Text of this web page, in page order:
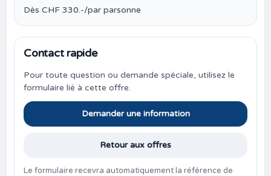
Dès CHF 330.-/par parsonne
Contact rapide
Pour toute question ou demande spéciale, utilisez le
formulaire lié à cette offre.
Demander une information
Retour aux offres
Le formulaire recevra automatiquement la référence de